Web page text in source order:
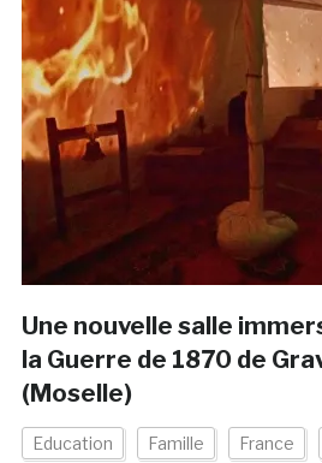
Une nouvelle salle
la Guerre de 1870 de
(Moselle)
Education Famille France